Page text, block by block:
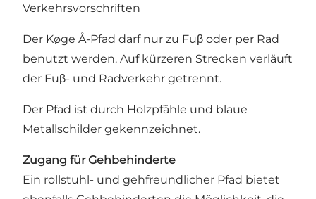
Verkehrsvorschriften
Der Køge Å-Pfad darf nur zu Fuβ oder per Rad
benutzt werden. Auf kürzeren Strecken verläuft
der Fuβ- und Radverkehr getrennt.
Der Pfad ist durch Holzpfähle und blaue
Metallschilder gekennzeichnet.
Zugang für Gehbehinderte
Ein rollstuhl- und gehfreundlicher Pfad bietet